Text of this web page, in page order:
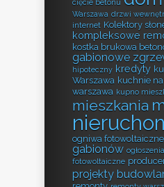
cięcie betonu
Warszawa drzwi
internet Kolektory
kompleksowe
kostka brukowa
gabionowe
hipoteczny kredyty
Warszawa kuchnie
warszawa kupno
mieszkania
ogniwa fotowoltaiczne
gabionów ogłoszenia
fotowoltaiczne
projekty